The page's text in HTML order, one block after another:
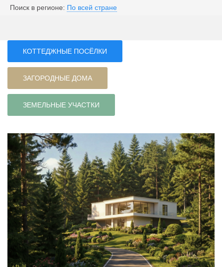
Поиск в регионе: По всей стране
КОТТЕДЖНЫЕ ПОСЁЛКИ
ЗАГОРОДНЫЕ ДОМА
ЗЕМЕЛЬНЫЕ УЧАСТКИ